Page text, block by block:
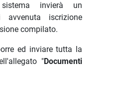
invierà un
avvenuta iscrizione
compilato.
ed inviare tutta la
"Documenti